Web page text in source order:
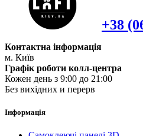
+38
Контактна інформація
м. Київ
Графік роботи колл-центра
Кожен день з 9:00 до 21:00
Без вихідних и перерв
Інформація